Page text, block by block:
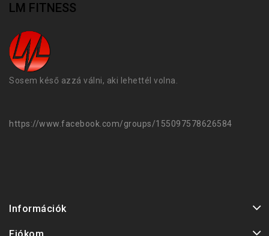
LM FITNESS
Sosem késő azzá válni, aki lehettél volna.
https://www.facebook.com/groups/155097578626584
Információk